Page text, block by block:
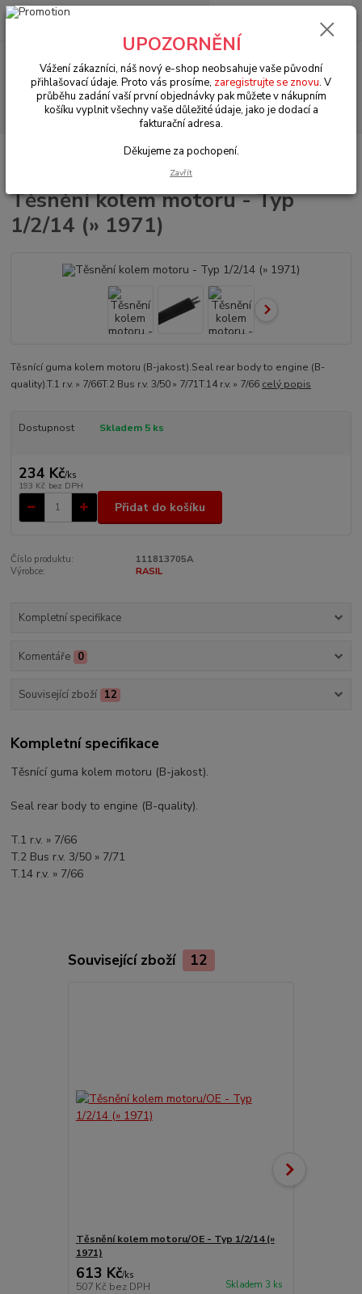
Menu
Hledat
+420 602 330 329
0 Kč
VW Bus Typ 2/1 (1950 » 67)
Převodovka & zadní náprava (Gearbox
Těsnění kolem motoru - Typ
1/2/14 (» 1971)
Těsnící guma kolem motoru (B-jakost).Seal rear body to engine (B-
quality).T.1 r.v. » 7/66T.2 Bus r.v. 3/50 » 7/71T.14 r.v. » 7/66 celý popis
Dostupnost Skladem 5 ks
234 Kč/ks
193 Kč bez DPH
Přidat do košíku
Číslo produktu:
111813705A
Výrobce:
RASIL
Kompletní specifikace
Komentáře 0
Související zboží 12
Kompletní specifikace
Těsnící guma kolem motoru (B-jakost).
Seal rear body to engine (B-quality).
T.1 r.v. » 7/66
T.2 Bus r.v. 3/50 » 7/71
T.14 r.v. » 7/66
Související zboží 12
Těsnění kolem motoru/OE - Typ 1/2/14 (»
1971)
613 Kč/ks
507 Kč bez DPH Skladem 3 ks
UPOZORNĚNÍ
Vážení zákazníci, náš nový e-shop neobsahuje vaše původní
přihlašovací údaje. Proto vás prosíme, zaregistrujte se znovu. V
průběhu zadání vaší první objednávky pak můžete v nákupním
košíku vyplnit všechny vaše důležité údaje, jako je dodací a
fakturační adresa.
Děkujeme za pochopení.
Zavřít